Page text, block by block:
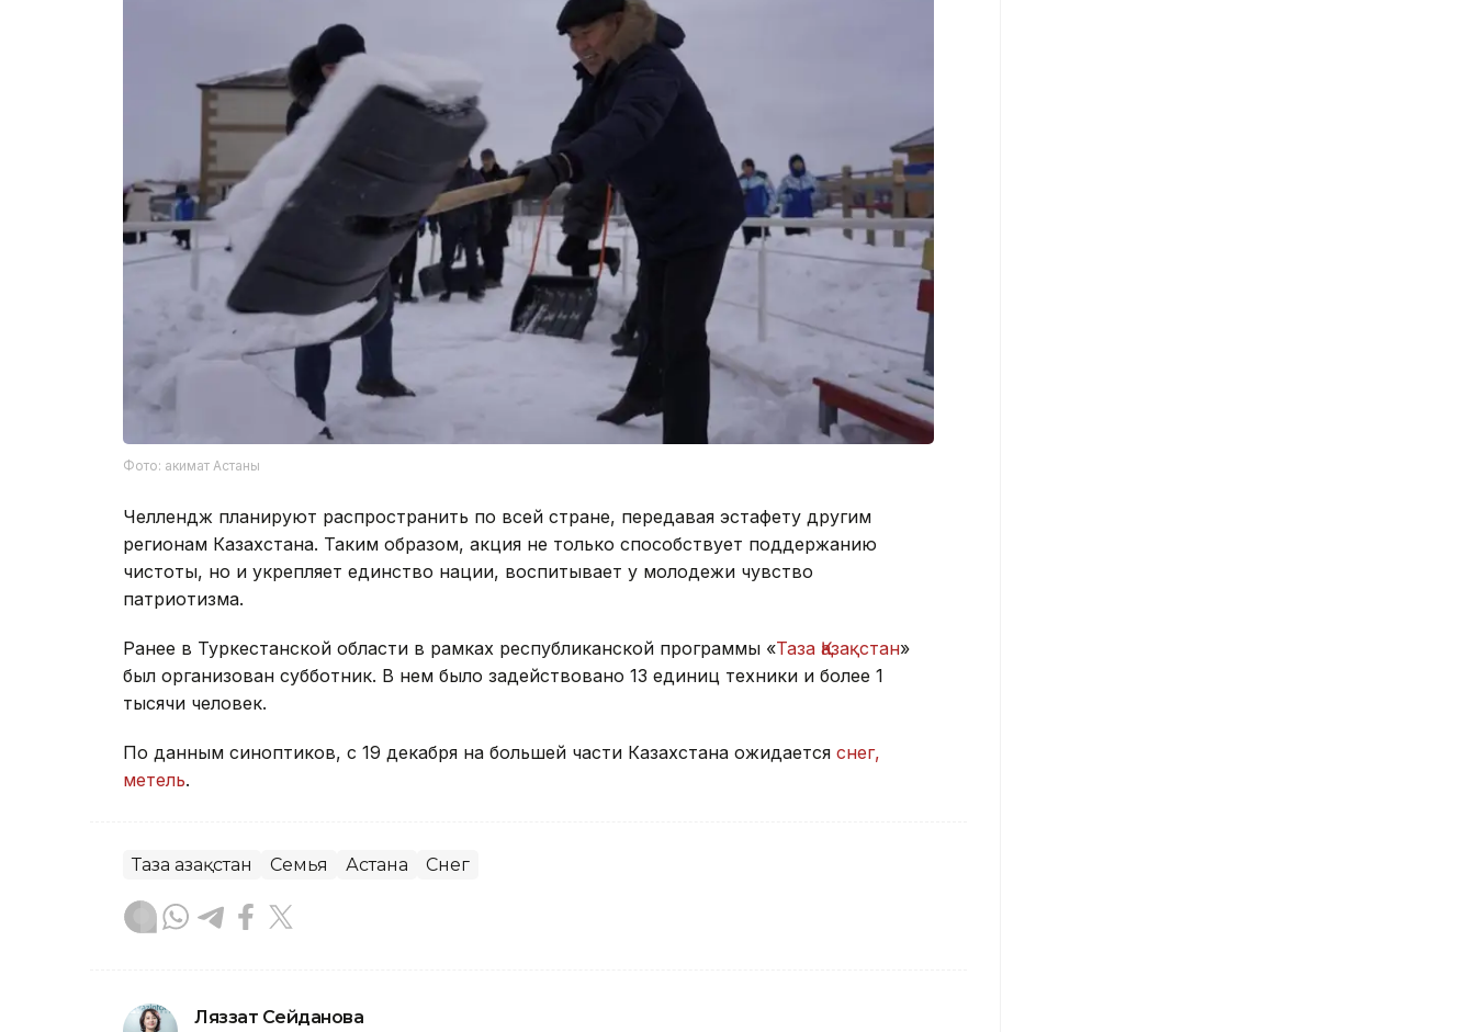
Фото: акимат Астаны
Челлендж планируют распространить по всей стране, передавая эстафету другим
регионам Казахстана. Таким образом, акция не только способствует поддержанию
чистоты, но и укрепляет единство нации, воспитывает у молодежи чувство
патриотизма.
Ранее в Туркестанской области в рамках республиканской программы «Таза Қазақстан»
был организован субботник. В нем было задействовано 13 единиц техники и более 1
тысячи человек.
По данным синоптиков, с 19 декабря на большей части Казахстана ожидается снег,
метель.
Таза Қазақстан Семья Астана Снег
Ляззат Сейданова